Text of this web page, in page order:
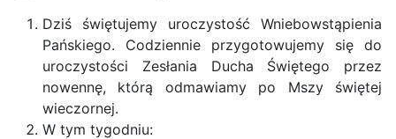
Dziś świętujemy uroczystość Wniebowstąpienia
Pańskiego. Codziennie przygotowujemy się do
uroczystości Zesłania Ducha Świętego przez
nowennę, którą odmawiamy po Mszy świętej
wieczornej.
W tym tygodniu: